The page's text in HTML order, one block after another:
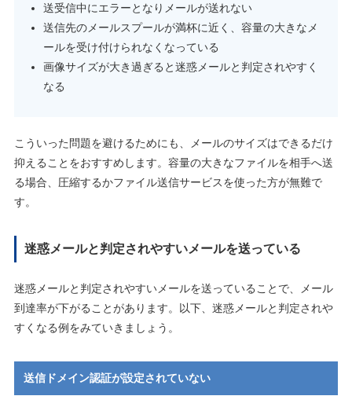
送受信中にエラーとなりメールが送れない
送信先のメールスプールが満杯に近く、容量の大きなメ
ールを受け付けられなくなっている
画像サイズが大き過ぎると迷惑メールと判定されやすく
なる
こういった問題を避けるためにも、メールのサイズはできるだけ
抑えることをおすすめします。容量の大きなファイルを相手へ送
る場合、圧縮するかファイル送信サービスを使った方が無難で
す。
迷惑メールと判定されやすいメールを送っている
迷惑メールと判定されやすいメールを送っていることで、メール
到達率が下がることがあります。以下、迷惑メールと判定されや
すくなる例をみていきましょう。
送信ドメイン認証が設定されていない